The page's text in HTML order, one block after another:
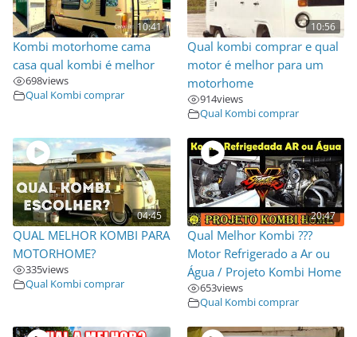
10:41
Kombi motorhome cama
casa qual kombi é melhor
698views
Qual Kombi comprar
10:56
Qual kombi comprar e qual
motor é melhor para um
motorhome
914views
Qual Kombi comprar
04:45
QUAL MELHOR KOMBI PARA
MOTORHOME?
335views
Qual Kombi comprar
20:47
Qual Melhor Kombi ???
Motor Refrigerado a Ar ou
Água / Projeto Kombi Home
653views
Qual Kombi comprar